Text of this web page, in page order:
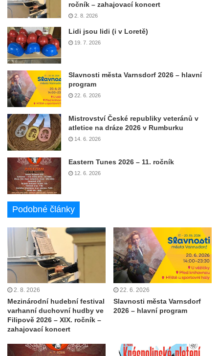
ročník – zahajovací koncert
2. 8. 2026
Lidi jsou lidi (i v Loretě)
19. 7. 2026
Slavnosti města Varnsdorf 2026 – hlavní
program
22. 6. 2026
Mistrovství České republiky veteránů v
atletice na dráze 2026 v Rumburku
14. 6. 2026
Eastern Tunes 2026 – 11. ročník
12. 6. 2026
Podobné články
2. 8. 2026
Mezinárodní hudební festival
varhanní duchovní hudby ve
Filipově 2026 – XIX. ročník –
zahajovací koncert
22. 6. 2026
Slavnosti města Varnsdorf
2026 – hlavní program